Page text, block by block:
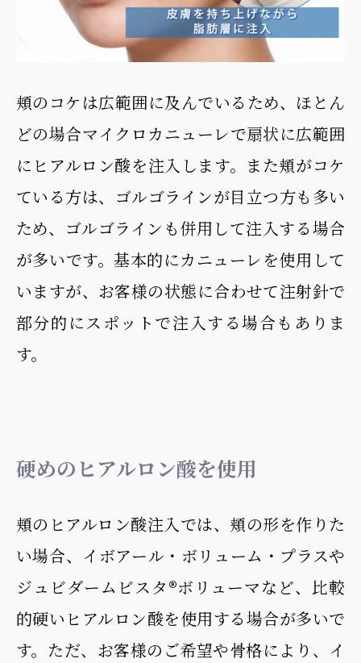
頬のコケは広範囲に及んでいるため、ほとん
どの場合マイクロカニューレで扇状に広範囲
にヒアルロン酸を注入します。また頬がコケ
ている方は、ゴルゴラインが目立つ方も多い
ため、ゴルゴラインも併用して注入する場合
が多いです。基本的にカニューレを使用して
いますが、お客様の状態に合わせて注射針で
部分的にスポットで注入する場合もありま
す。
硬めのヒアルロン酸を使用
頬のヒアルロン酸注入では、頬の形を作りた
い場合、イボアール・ボリューム・プラスや
ジュビダームビスタ®︎ボリューマなど、比較
的硬いヒアルロン酸を使用する場合が多いで
す。ただ、お客様のご希望や骨格により、イ